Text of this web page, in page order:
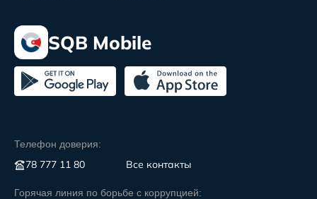
SQB Mobile
Телефон доверия:
78 777 11 80 Все контакты
Горячая линия по борьбе с коррупцией: